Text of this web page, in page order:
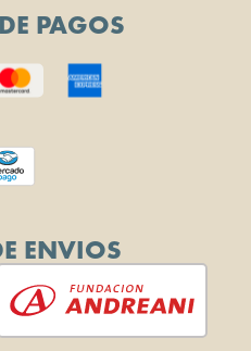
PAGOS
ENVIOS